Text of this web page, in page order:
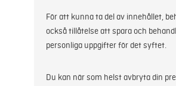
För att kunna ta del av innehållet,
också tillåtelse att spara och
personliga uppgifter för det syftet.
Du kan när som helst avbryta din